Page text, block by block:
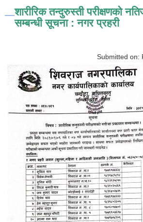
शारीरिक तन्दुरुस्ती परीक्षणको
सम्बन्धी सूचना : नगर प्रहरी
Submitted on: